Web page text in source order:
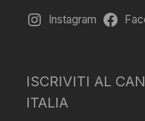
Instagram
ISCRIVITI AL
ITALIA